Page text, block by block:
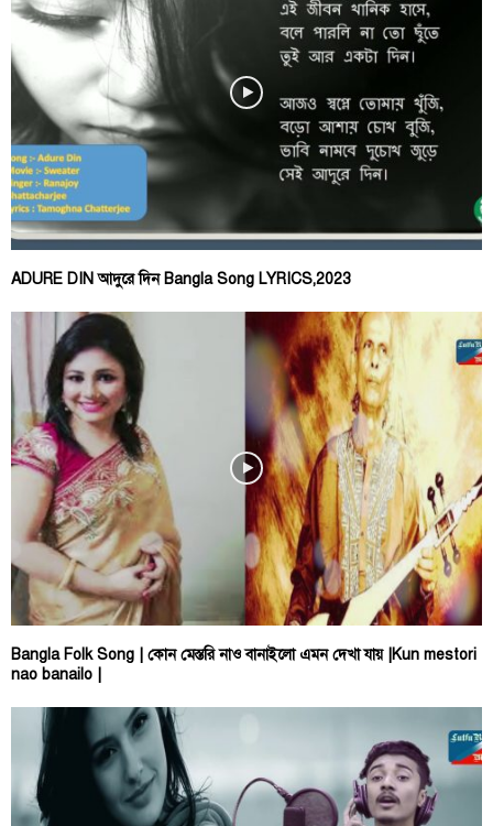
ADURE DIN আদুরে দিন Bangla Song LYRICS,2023
Bangla Folk Song | কোন মেস্তরি নাও বানাইলো এমন দেখা যায় |Kun mestori
nao banailo |